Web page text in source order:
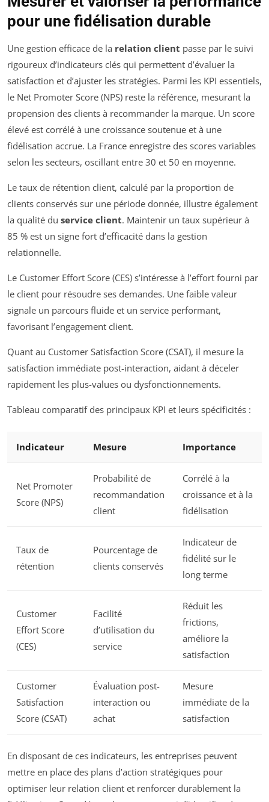
pour une fidélisation durable
Une gestion efficace de la relation client passe par le suivi
rigoureux d’indicateurs clés qui permettent d’évaluer la
satisfaction et d’ajuster les stratégies. Parmi les KPI essentiels,
le Net Promoter Score (NPS) reste la référence, mesurant la
propension des clients à recommander la marque. Un score
élevé est corrélé à une croissance soutenue et à une
fidélisation accrue. La France enregistre des scores variables
selon les secteurs, oscillant entre 30 et 50 en moyenne.
Le taux de rétention client, calculé par la proportion de
clients conservés sur une période donnée, illustre également
la qualité du service client. Maintenir un taux supérieur à
85 % est un signe fort d’efficacité dans la gestion
relationnelle.
Le Customer Effort Score (CES) s’intéresse à l’effort fourni par
le client pour résoudre ses demandes. Une faible valeur
signale un parcours fluide et un service performant,
favorisant l’engagement client.
Quant au Customer Satisfaction Score (CSAT), il mesure la
satisfaction immédiate post-interaction, aidant à déceler
rapidement les plus-values ou dysfonctionnements.
Tableau comparatif des principaux KPI et leurs spécificités :
Indicateur Mesure Importance
Net Promoter
Score (NPS)
Probabilité de
recommandation
client
Corrélé à la
croissance et à la
fidélisation
Taux de
rétention
Pourcentage de
clients conservés
Indicateur de
fidélité sur le
long terme
Customer
Effort Score
(CES)
Facilité
d’utilisation du
service
Réduit les
frictions,
améliore la
satisfaction
Customer
Satisfaction
Score (CSAT)
Évaluation post-
interaction ou
achat
Mesure
immédiate de la
satisfaction
En disposant de ces indicateurs, les entreprises peuvent
mettre en place des plans d’action stratégiques pour
optimiser leur relation client et renforcer durablement la